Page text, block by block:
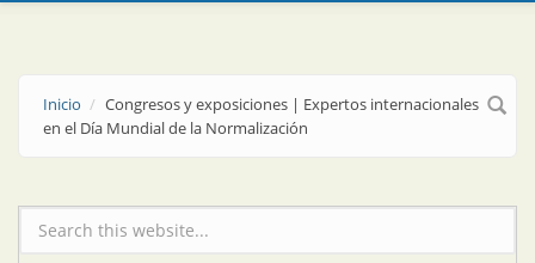
Inicio
Congresos y exposiciones | Expertos internacionales
en el Día Mundial de la Normalización
Formulario de búsqueda